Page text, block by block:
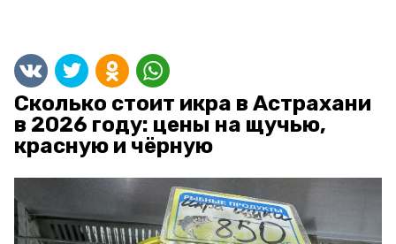
Сколько стоит икра в Астрахани
в 2026 году: цены на щучью,
красную и чёрную